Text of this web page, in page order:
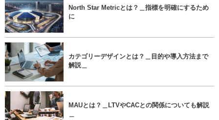
North Star Metricとは？＿指標を明確にするため
に
カテゴリーデザインとは？＿目的や導入方法まで
解説＿
MAUとは？＿LTVやCACとの関係についても解説